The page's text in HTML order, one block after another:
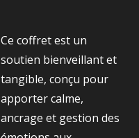
Ce coffret est un
soutien bienveillant et
tangible, conçu pour
apporter calme,
ancrage et gestion des